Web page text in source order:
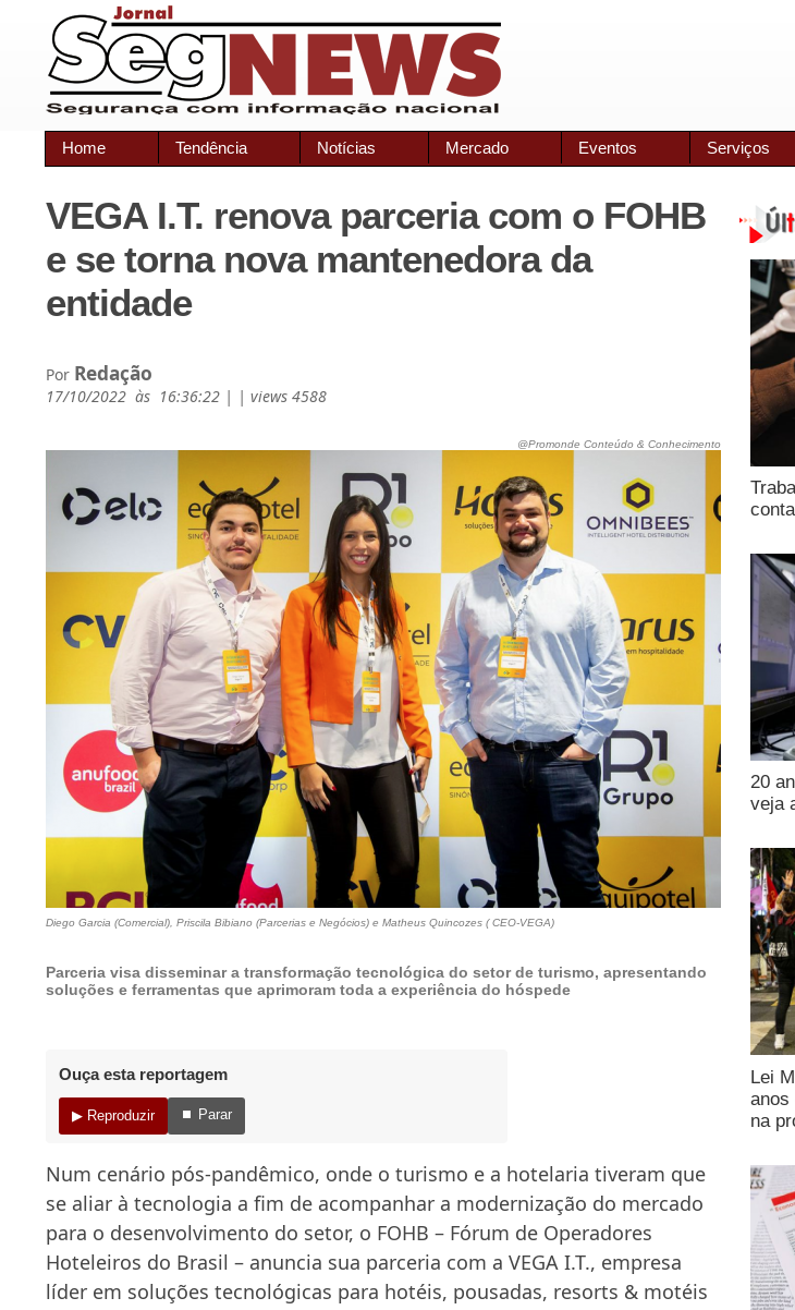
Home Tendência Notícias Mercado Eventos Serviços
VEGA I.T. renova parceria com o FOHB
e se torna nova mantenedora da
entidade
Por Redação
17/10/2022 às 16:36:22 | | views 4588
@Promonde Conteúdo & Conhecimento
Diego Garcia (Comercial), Priscila Bibiano (Parcerias e Negócios) e Matheus Quincozes ( CEO-VEGA)
Parceria visa disseminar a transformação tecnológica do setor de turismo, apresentando
soluções e ferramentas que aprimoram toda a experiência do hóspede
Ouça esta reportagem
▶ Reproduzir ⏹ Parar
Num cenário pós-pandêmico, onde o turismo e a hotelaria tiveram que
se aliar à tecnologia a fim de acompanhar a modernização do mercado
para o desenvolvimento do setor, o FOHB – Fórum de Operadores
Hoteleiros do Brasil – anuncia sua parceria com a VEGA I.T., empresa
líder em soluções tecnológicas para hotéis, pousadas, resorts & motéis
20
veja
Lei
anos
na